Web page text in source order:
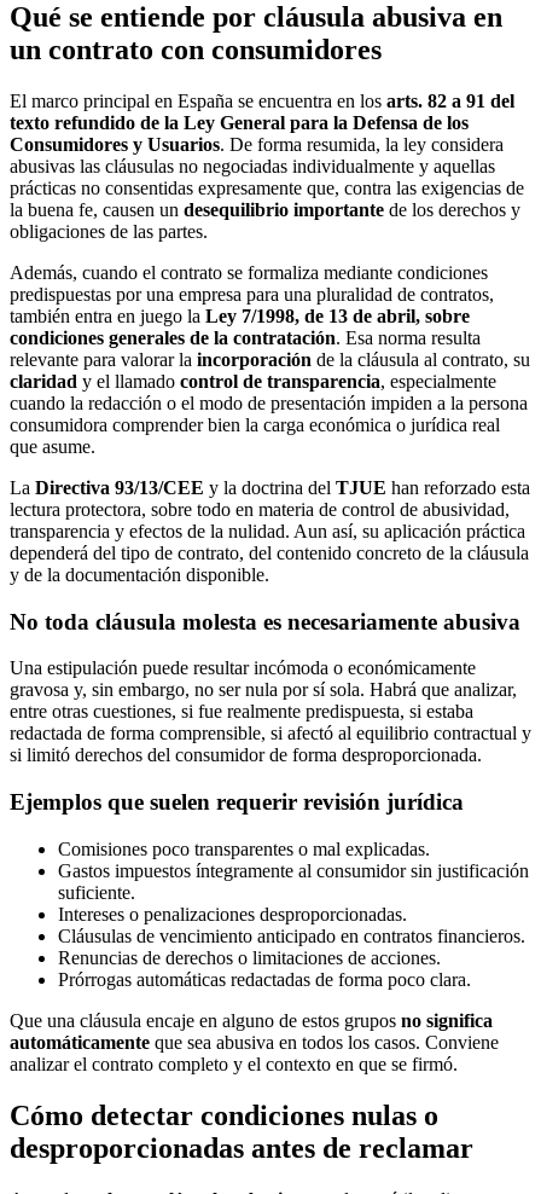
Qué se entiende por cláusula abusiva en
un contrato con consumidores
El marco principal en España se encuentra en los arts. 82 a 91 del
texto refundido de la Ley General para la Defensa de los
Consumidores y Usuarios. De forma resumida, la ley considera
abusivas las cláusulas no negociadas individualmente y aquellas
prácticas no consentidas expresamente que, contra las exigencias de
la buena fe, causen un desequilibrio importante de los derechos y
obligaciones de las partes.
Además, cuando el contrato se formaliza mediante condiciones
predispuestas por una empresa para una pluralidad de contratos,
también entra en juego la Ley 7/1998, de 13 de abril, sobre
condiciones generales de la contratación. Esa norma resulta
relevante para valorar la incorporación de la cláusula al contrato, su
claridad y el llamado control de transparencia, especialmente
cuando la redacción o el modo de presentación impiden a la persona
consumidora comprender bien la carga económica o jurídica real
que asume.
La Directiva 93/13/CEE y la doctrina del TJUE han reforzado esta
lectura protectora, sobre todo en materia de control de abusividad,
transparencia y efectos de la nulidad. Aun así, su aplicación práctica
dependerá del tipo de contrato, del contenido concreto de la cláusula
y de la documentación disponible.
No toda cláusula molesta es necesariamente abusiva
Una estipulación puede resultar incómoda o económicamente
gravosa y, sin embargo, no ser nula por sí sola. Habrá que analizar,
entre otras cuestiones, si fue realmente predispuesta, si estaba
redactada de forma comprensible, si afectó al equilibrio contractual y
si limitó derechos del consumidor de forma desproporcionada.
Ejemplos que suelen requerir revisión jurídica
Comisiones poco transparentes o mal explicadas.
Gastos impuestos íntegramente al consumidor sin justificación
suficiente.
Intereses o penalizaciones desproporcionadas.
Cláusulas de vencimiento anticipado en contratos financieros.
Renuncias de derechos o limitaciones de acciones.
Prórrogas automáticas redactadas de forma poco clara.
Que una cláusula encaje en alguno de estos grupos no significa
automáticamente que sea abusiva en todos los casos. Conviene
analizar el contrato completo y el contexto en que se firmó.
Cómo detectar condiciones nulas o
desproporcionadas antes de reclamar